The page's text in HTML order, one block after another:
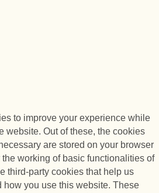
to improve your experience while
website. Out of these, the cookies
are stored on your browser
working of basic functionalities of
third-party cookies that help us
how you use this website. These